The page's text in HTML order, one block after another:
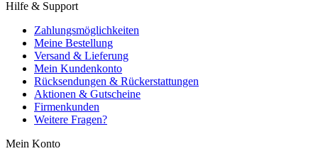
Hilfe & Support
Zahlungsmöglichkeiten
Meine Bestellung
Versand & Lieferung
Mein Kundenkonto
Rücksendungen & Rückerstattungen
Aktionen & Gutscheine
Firmenkunden
Weitere Fragen?
Mein Konto